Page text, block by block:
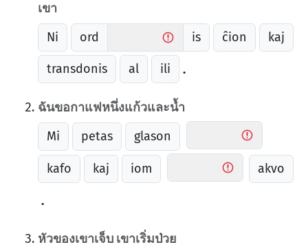
เขา
Ni
ord is ĉion kaj
transdonis al ili .
ฉันขอกาแฟหนึ่งแก้วและน้ำ
Mi
petas glason
kafo kaj iom akvo
.
หัวของเขาเจ็บ เขาเริ่มป่วย